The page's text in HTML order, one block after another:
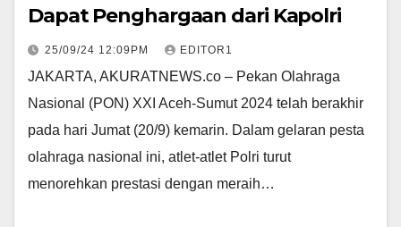
Dapat Penghargaan dari Kapolri
25/09/24 12:09PM EDITOR1
JAKARTA, AKURATNEWS.co – Pekan Olahraga
Nasional (PON) XXI Aceh-Sumut 2024 telah berakhir
pada hari Jumat (20/9) kemarin. Dalam gelaran pesta
olahraga nasional ini, atlet-atlet Polri turut
menorehkan prestasi dengan meraih…